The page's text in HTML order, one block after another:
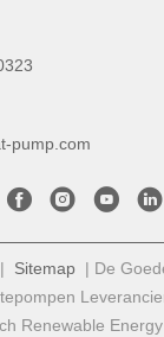
pump.com
| Sitemap| De
Renewable Energy